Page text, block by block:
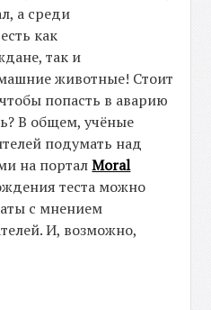
а среди
как
так и
животные! Стоит
попасть в аварию
В общем, учёные
подумать над
на порталMoral
теста можно
с мнением
И, возможно,